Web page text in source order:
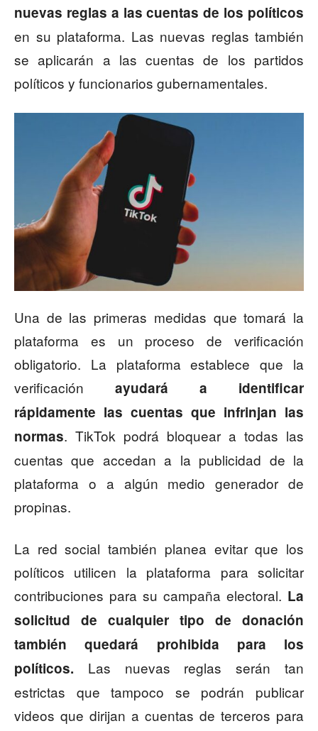
nuevas reglas a las cuentas de los políticos
en su plataforma. Las nuevas reglas también
se aplicarán a las cuentas de los partidos
políticos y funcionarios gubernamentales.
Una de las primeras medidas que tomará la
plataforma es un proceso de verificación
obligatorio. La plataforma establece que la
verificación ayudará a identificar
rápidamente las cuentas que infrinjan las
normas. TikTok podrá bloquear a todas las
cuentas que accedan a la publicidad de la
plataforma o a algún medio generador de
propinas.
La red social también planea evitar que los
políticos utilicen la plataforma para solicitar
contribuciones para su campaña electoral. La
solicitud de cualquier tipo de donación
también quedará prohibida para los
políticos. Las nuevas reglas serán tan
estrictas que tampoco se podrán publicar
videos que dirijan a cuentas de terceros para